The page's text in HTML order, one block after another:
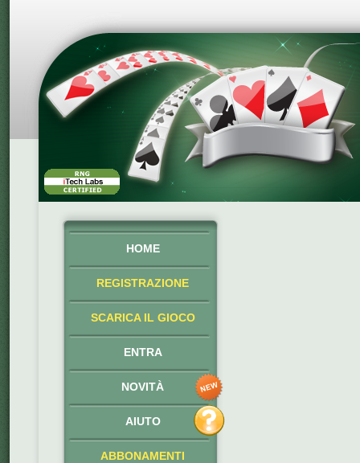
HOME
REGISTRAZIONE
SCARICA IL GIOCO
ENTRA
NOVITÀ
AIUTO
ABBONAMENTI